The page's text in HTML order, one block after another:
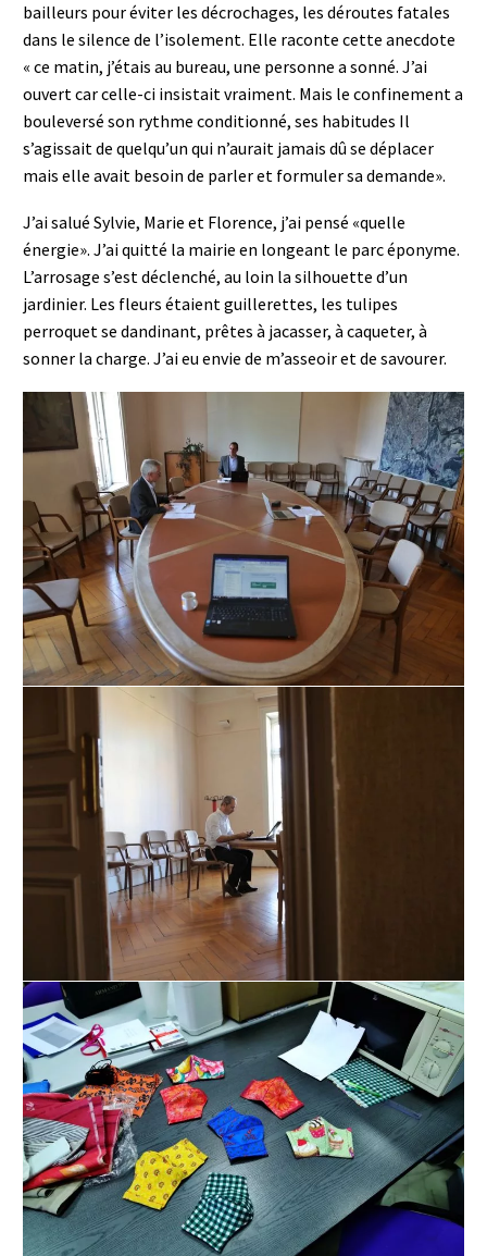
bailleurs pour éviter les décrochages, les déroutes fatales
dans le silence de l’isolement. Elle raconte cette anecdote
« ce matin, j’étais au bureau, une personne a sonné. J’ai
ouvert car celle-ci insistait vraiment. Mais le confinement a
bouleversé son rythme conditionné, ses habitudes Il
s’agissait de quelqu’un qui n’aurait jamais dû se déplacer
mais elle avait besoin de parler et formuler sa demande».
J’ai salué Sylvie, Marie et Florence, j’ai pensé «quelle
énergie». J’ai quitté la mairie en longeant le parc éponyme.
L’arrosage s’est déclenché, au loin la silhouette d’un
jardinier. Les fleurs étaient guillerettes, les tulipes
perroquet se dandinant, prêtes à jacasser, à caqueter, à
sonner la charge. J’ai eu envie de m’asseoir et de savourer.